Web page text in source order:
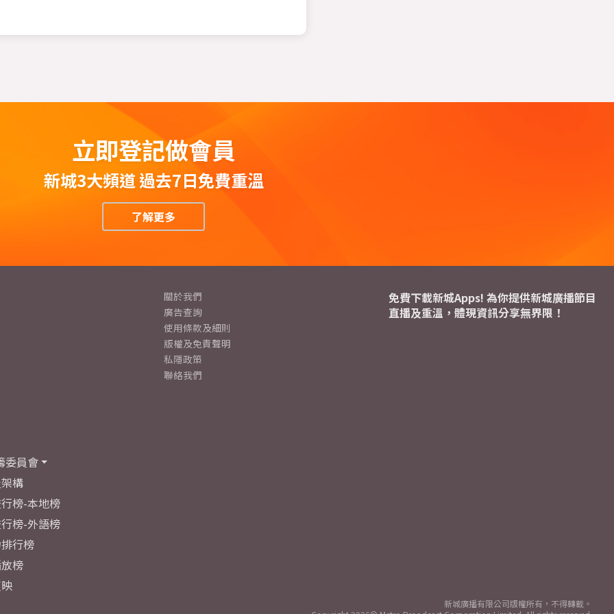
立即登記做會員
新城3大頻道 過去7日免費重溫
了解更多
委員會
構
榜-本地榜
榜-外語榜
行榜
榜
關於我們
廣告查詢
使用條款及細則
版權及免責聲明
私隱政策
聯絡我們
免費下載新城Apps! 為你提供新城廣播節目
直播及重溫，體現資訊分享無界限！
新城廣播有限公司版權所有，不得轉載。